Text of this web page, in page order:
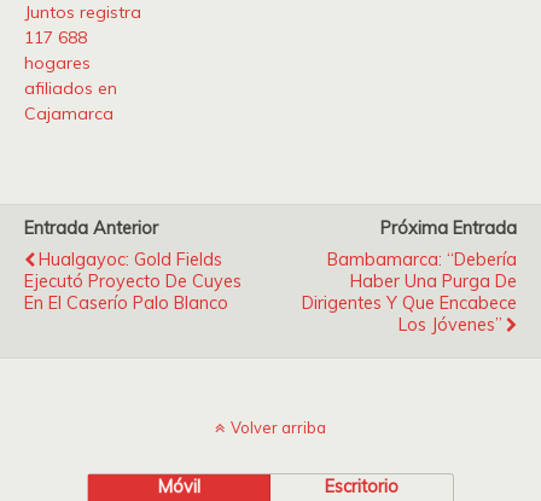
Juntos registra
117 688
hogares
afiliados en
Cajamarca
Entrada Anterior
Hualgayoc: Gold Fields
Ejecutó Proyecto De Cuyes
En El Caserío Palo Blanco
Próxima Entrada
Bambamarca: “Debería
Haber Una Purga De
Dirigentes Y Que Encabece
Los Jóvenes”
Volver arriba
Móvil Escritorio